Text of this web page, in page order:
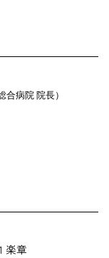
合病院 院長）
楽章